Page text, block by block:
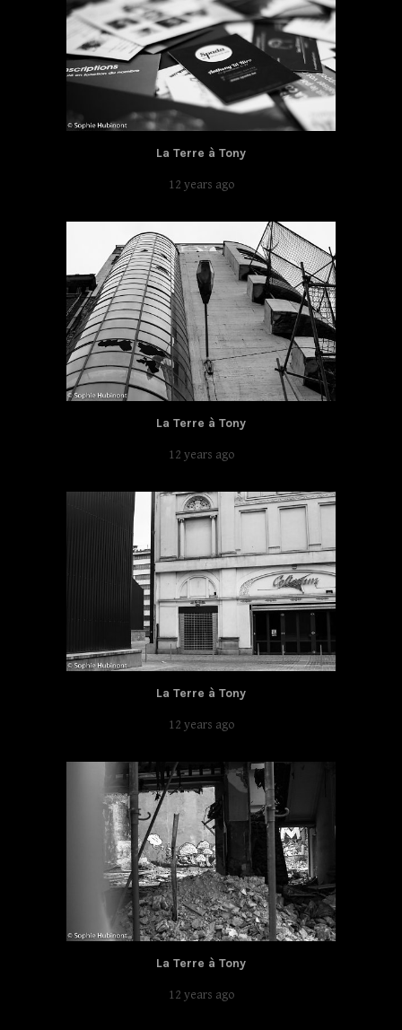
La Terre à Tony
12 years ago
La Terre à Tony
12 years ago
La Terre à Tony
12 years ago
La Terre à Tony
12 years ago